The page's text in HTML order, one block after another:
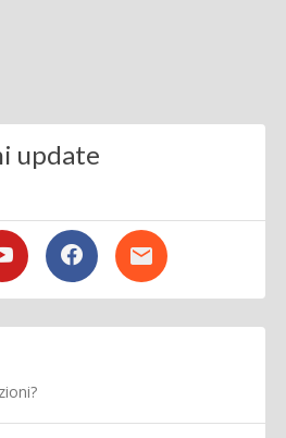
update